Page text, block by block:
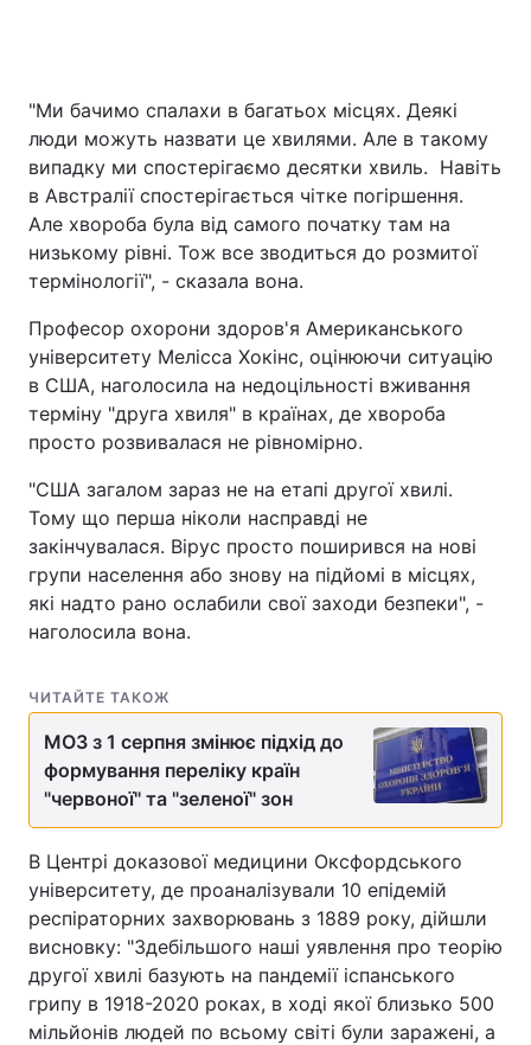
"Ми бачимо спалахи в багатьох місцях. Деякі
люди можуть назвати це хвилями. Але в такому
випадку ми спостерігаємо десятки хвиль. Навіть
в Австралії спостерігається чітке погіршення.
Але хвороба була від самого початку там на
низькому рівні. Тож все зводиться до розмитої
термінології", - сказала вона.
Професор охорони здоров'я Американського
університету Мелісса Хокінс, оцінюючи ситуацію
в США, наголосила на недоцільності вживання
терміну "друга хвиля" в країнах, де хвороба
просто розвивалася не рівномірно.
"США загалом зараз не на етапі другої хвилі.
Тому що перша ніколи насправді не
закінчувалася. Вірус просто поширився на нові
групи населення або знову на підйомі в місцях,
які надто рано ослабили свої заходи безпеки", -
наголосила вона.
ЧИТАЙТЕ ТАКОЖ
МОЗ з 1 серпня змінює підхід до
формування переліку країн
"червоної" та "зеленої" зон
В Центрі доказової медицини Оксфордського
університету, де проаналізували 10 епідемій
респіраторних захворювань з 1889 року, дійшли
висновку: "Здебільшого наші уявлення про теорію
другої хвилі базують на пандемії іспанського
грипу в 1918-2020 роках, в ході якої близько 500
мільйонів людей по всьому світі були заражені, а